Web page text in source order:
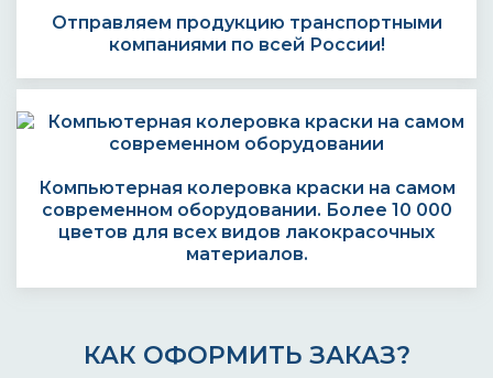
Отправляем продукцию транспортными
компаниями по всей России!
Компьютерная колеровка краски на самом
современном оборудовании. Более 10 000
цветов для всех видов лакокрасочных
материалов.
КАК ОФОРМИТЬ ЗАКАЗ?